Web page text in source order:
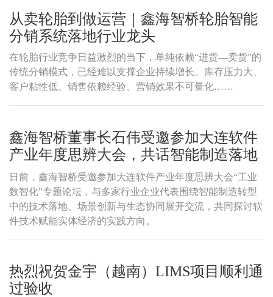
从卖轮胎到做运营｜鑫海智桥轮胎智能
分销系统落地行业龙头
在轮胎行业竞争日益激烈的当下，单纯依赖“进货—卖货”的
传统分销模式，已经难以支撑企业持续增长。库存压力大、
客户粘性低、销售依赖经验、营销效果不可量化……
鑫海智桥董事长石伟受邀参加大连软件
产业年度思辨大会，共话智能制造落地
路径
日前，鑫海智桥受邀参加大连软件产业年度思辨大会“工业
数智化”专题论坛，与多家行业企业代表围绕智能制造转型
中的技术落地、场景创新与生态协同展开交流，共同探讨软
件技术赋能实体经济的实践方向。
热烈祝贺金宇（越南）LIMS项目顺利通
过验收